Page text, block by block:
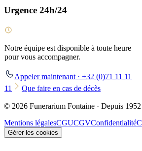
Urgence 24h/24
Notre équipe est disponible à toute heure
pour vous accompagner.
Appeler maintenant · +32 (0)71 11 11
11
Que faire en cas de décès
© 2026 Funerarium Fontaine · Depuis 1952
Mentions légalesCGUCGVConfidentialité
Gérer les cookies